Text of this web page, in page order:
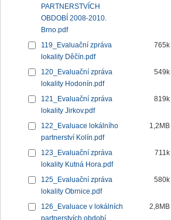
PARTNERSTVÍCH
OBDOBÍ 2008-2010.
Brno.pdf
119_Evaluační zpráva
lokality Děčín.pdf
765k
120_Evaluační zpráva
lokality Hodonín.pdf
549k
121_Evaluační zpráva
lokality Jirkov.pdf
819k
122_Evaluace lokálního
partnerství Kolín.pdf
1,2MB
123_Evaluační zpráva
lokality Kutná Hora.pdf
711k
125_Evaluační zpráva
lokality Obrnice.pdf
580k
126_Evaluace v lokálních
2,8MB